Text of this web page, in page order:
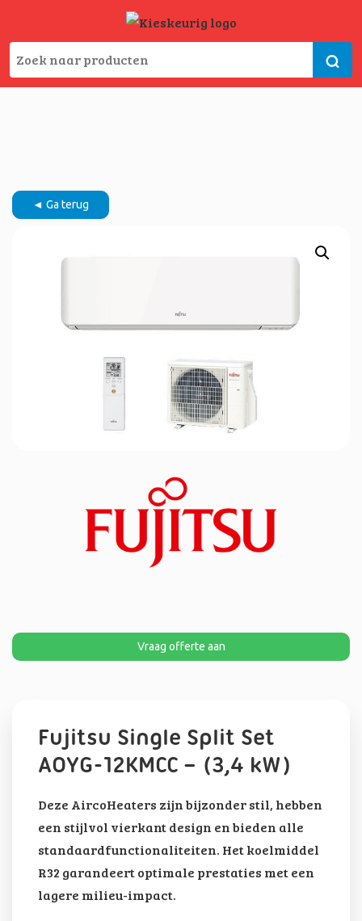
◄ Ga terug
Vraag offerte aan
Fujitsu Single Split Set
AOYG-12KMCC – (3,4 kW)
Deze AircoHeaters zijn bijzonder stil, hebben
een stijlvol vierkant design en bieden alle
standaardfunctionaliteiten. Het koelmiddel
R32 garandeert optimale prestaties met een
lagere milieu-impact.